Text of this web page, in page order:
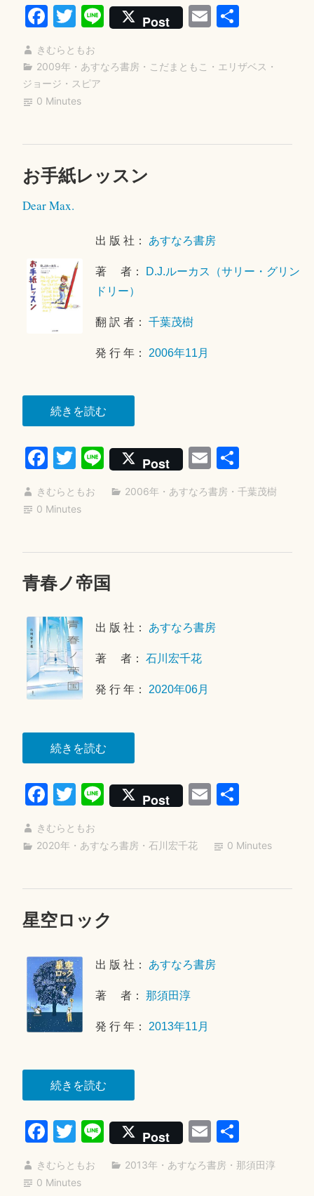
バ
ー
の
Fa
ce
bo
ok
T
wi
tte
r
Li
ne
Post E
ail
共
きむらともお
2009年 ・ あすなろ書房 ・ こだまともこ ・ エリザベス・
ジョージ・スピア
0 Minutes
お手紙レッスン
Dear Max.
出 版 社： あすなろ書房
著 者：
D.J.ルーカス（サリー・グリン
ドリー）
翻 訳 者：千葉茂樹
発 行 年： 2006年11月
続きを読む“お
手
紙
レ
ッ
Fa
ce
bo
T
wi
tte
Li
ne
Post E
m
ail
共
有
きむらともお 2006年 ・ あすなろ書房 ・ 千葉茂樹
2
0
2
月
日
0 Minutes
青春ノ帝国
出 版 社： あすなろ書房
著 者：石川宏千花
発 行 年： 2020年06月
続きを読む“青
春
ノ
帝
Fa
ce
bo
T
wi
tte
Li
ne
Post E
ail
共
きむらともお
2020年 ・ あすなろ書房 ・ 石川宏千花
0
0 Minutes
星空ロック
出 版 社： あすなろ書房
著 者：那須田淳
発 行 年： 2013年11月
続きを読む“星
空
ロ
ッ
ク”
Fa
ce
bo
T
wi
tte
Li
ne
Post E
m
ail
共
有
きむらともお 2013年 ・ あすなろ書房 ・ 那須田淳
0 Minutes